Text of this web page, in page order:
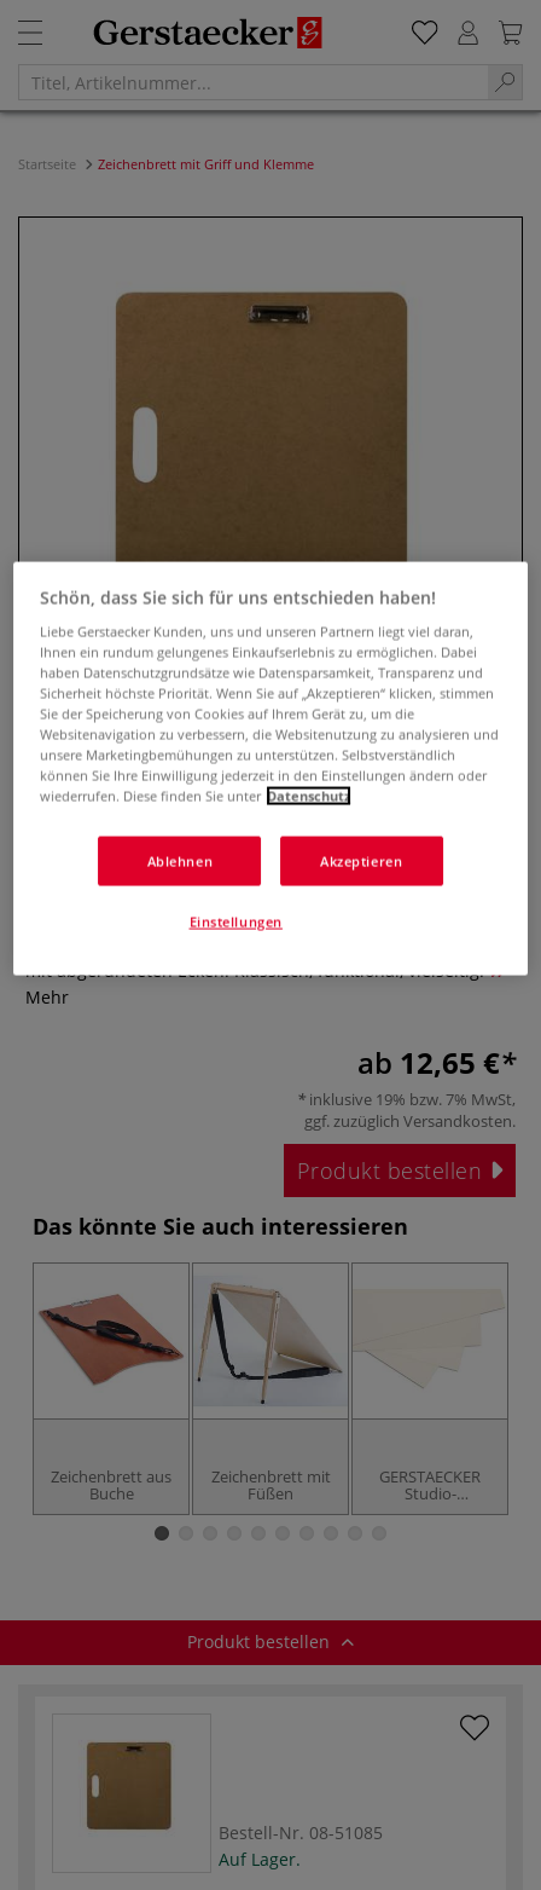
Startseite Zeichenbrett mit Griff und Klemme
Zeichenbrett mit Griff und
Klemme
mit abgerundeten Ecken. Klassisch, funktional, vielseitig.
Mehr
ab 12,65 €
inklusive 19% bzw. 7% MwSt,
ggf. zuzüglich Versandkosten.
Produkt bestellen
Das könnte Sie auch interessieren
Zeichenbrett aus
Buche
Zeichenbrett mit
Füßen
GERSTAECKER
Studio-
Zeichenkarton
Produkt bestellen
Bestell-Nr. 08-51085
Auf Lager.
Schön, dass Sie sich für uns entschieden haben!
Liebe Gerstaecker Kunden, uns und unseren Partnern liegt viel daran,
Ihnen ein rundum gelungenes Einkaufserlebnis zu ermöglichen. Dabei
haben Datenschutzgrundsätze wie Datensparsamkeit, Transparenz und
Sicherheit höchste Priorität. Wenn Sie auf „Akzeptieren“ klicken, stimmen
Sie der Speicherung von Cookies auf Ihrem Gerät zu, um die
Websitenavigation zu verbessern, die Websitenutzung zu analysieren und
unsere Marketingbemühungen zu unterstützen. Selbstverständlich
können Sie Ihre Einwilligung jederzeit in den Einstellungen ändern oder
wiederrufen. Diese finden Sie unter Datenschutz
Ablehnen Akzeptieren
Einstellungen